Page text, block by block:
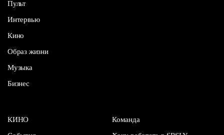
Пульт
Интервью
Кино
Образ жизни
Музыка
Бизнес
КИНО
Команда